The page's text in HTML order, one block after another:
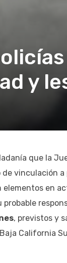
y
que la
vinculación a
elementos en
, previstos y
California